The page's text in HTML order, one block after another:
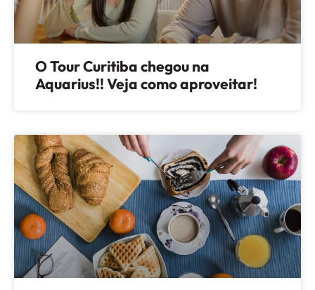
O Tour Curitiba chegou na
Aquarius!! Veja como aproveitar!